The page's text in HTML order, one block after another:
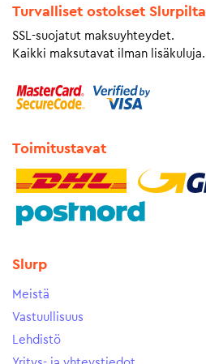
Turvalliset ostokset Slurpilta
SSL-suojatut maksuyhteydet.
Kaikki maksutavat ilman lisäkuluja.
Toimitustavat
Slurp
Meistä
Vastuullisuus
Lehdistö